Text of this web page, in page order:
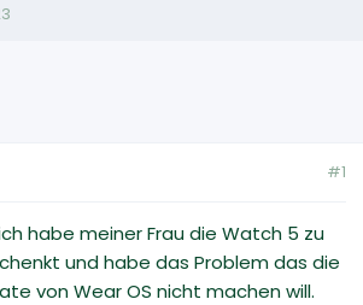
#1
habe meiner Frau die Watch 5 zu
und habe das Problem das die
von Wear OS nicht machen will.